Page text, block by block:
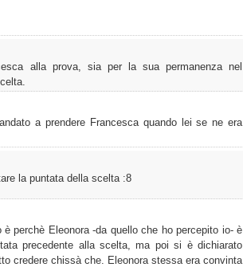
alla prova, sia per la sua permanenza nel
a prendere Francesca quando lei se ne era
la puntata della scelta :8
perchè Eleonora -da quello che ho percepito io- è
precedente alla scelta, ma poi si è dichiarato
credere chissà che. Eleonora stessa era convinta